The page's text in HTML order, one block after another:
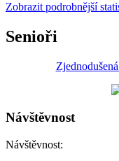
Zobrazit podrobnější
Senioři
Návštěvnost
Návštěvnost: